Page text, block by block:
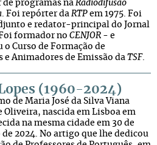
programas na Radiodifusão
. Foi repórter da RTP em 1975. Foi
e redator-principal do Jornal
formador no CENJOR - e
o Curso de Formação de
e Animadores de Emissão da TSF.
(1960-2024)
de Maria José da Silva Viana
Oliveira, nascida em Lisboa em
na mesma cidade em 30 de
2024. No artigo que lhe dedicou